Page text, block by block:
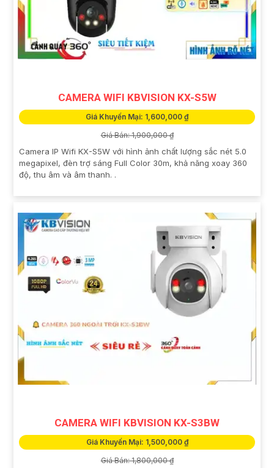
CAMERA WIFI KBVISION KX-S5W
Giá Khuyến Mại: 1,600,000 ₫
Giá Bán: 1,900,000 ₫
Camera IP Wifi KX-S5W với hình ảnh chất lượng sắc nét 5.0
megapixel, đèn trợ sáng Full Color 30m, khả năng xoay 360
độ, thu âm và âm thanh. .
CAMERA WIFI KBVISION KX-S3BW
Giá Khuyến Mại: 1,500,000 ₫
Giá Bán: 1,800,000 ₫